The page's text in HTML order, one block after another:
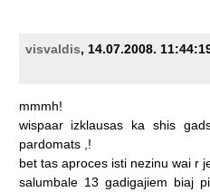
visvaldis, 14.07.2008.
mmmh!
wispaar izklausas ka shis
pardomats ,!
bet tas aproces isti nezinu wai r
salumbale 13 gadigajiem biaj